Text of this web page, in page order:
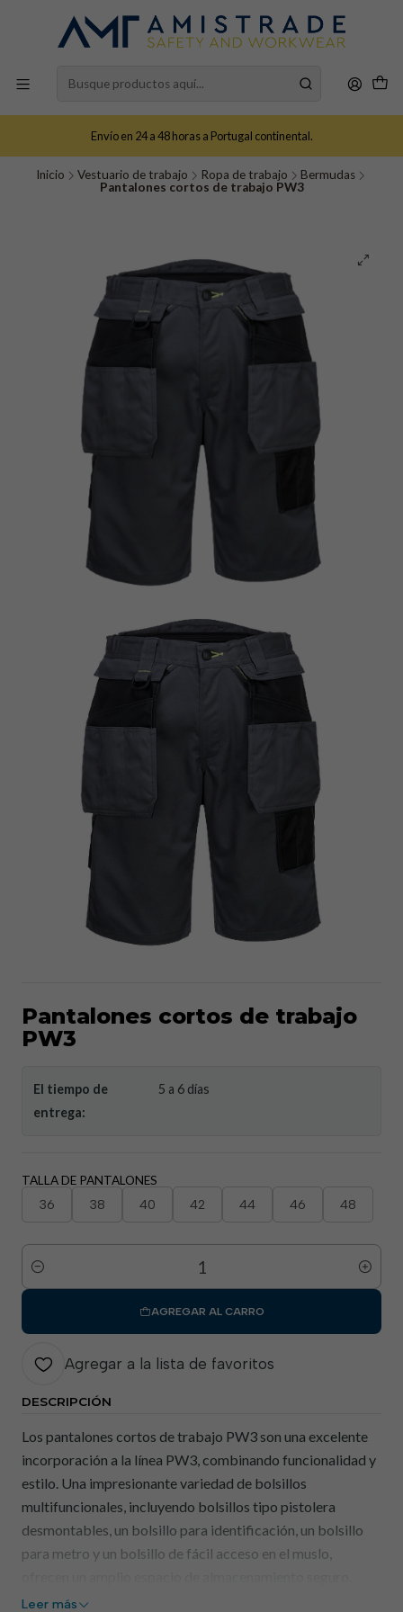
Envío en 24 a 48 horas a Portugal continental.
Inicio Vestuario de trabajo Ropa de trabajo
Bermudas
Pantalones cortos de trabajo PW3
Pantalones cortos de trabajo
PW3
El tiempo de
entrega:
5 a 6 días
TALLA DE PANTALONES
36 38 40 42 44 46 48
Cantidad
AGREGAR AL CARRO
Agregar a la lista de favoritos
DESCRIPCIÓN
Los pantalones cortos de trabajo PW3 son una excelente
incorporación a la línea PW3, combinando funcionalidad y
estilo. Una impresionante variedad de bolsillos
multifuncionales, incluyendo bolsillos tipo pistolera
desmontables, un bolsillo para identificación, un bolsillo
para metro y un bolsillo de fácil acceso en el muslo,
Características premium como la trabilla para martillo,
Leer más